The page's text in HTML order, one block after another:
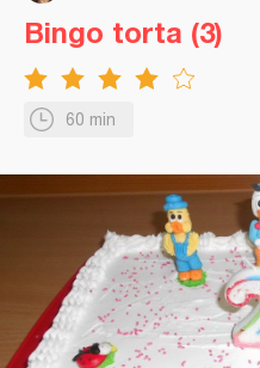
60 min
Bingo torta (3)